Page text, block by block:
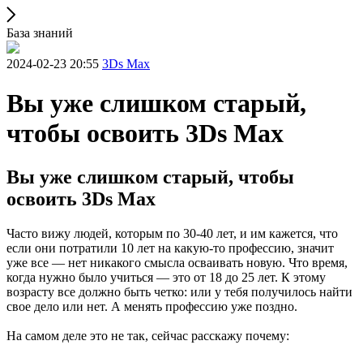
База знаний
2024-02-23 20:55 3Ds Max
Вы уже слишком старый,
чтобы освоить 3Ds Max
Вы уже слишком старый, чтобы
освоить 3Ds Max
Часто вижу людей, которым по 30-40 лет, и им кажется, что
если они потратили 10 лет на какую-то профессию, значит
уже все — нет никакого смысла осваивать новую. Что время,
когда нужно было учиться — это от 18 до 25 лет. К этому
возрасту все должно быть четко: или у тебя получилось найти
свое дело или нет. А менять профессию уже поздно.
На самом деле это не так, сейчас расскажу почему: